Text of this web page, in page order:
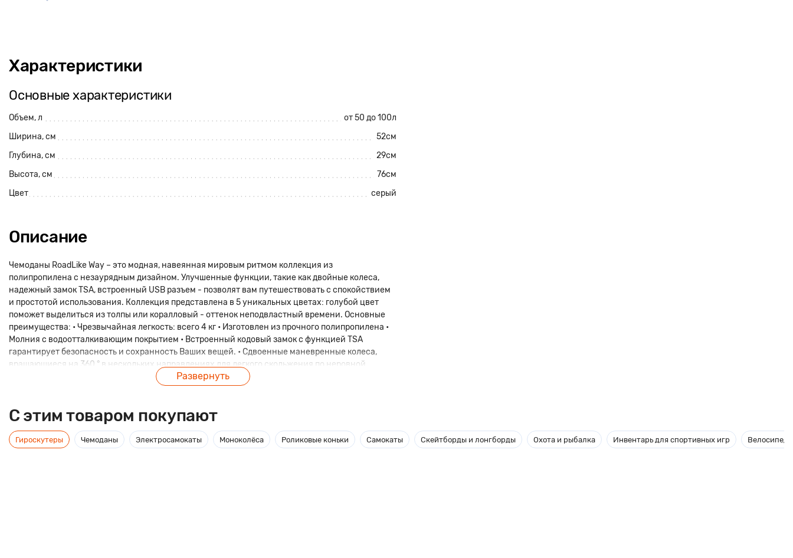
Характеристики
Основные характеристики
Объем, л
от 50 до 100л
Ширина, см
52см
Глубина, см
29см
Высота, см
76см
Цвет
серый
Описание
Чемоданы RoadLike Way – это модная, навеянная мировым ритмом коллекция из
полипропилена с незаурядным дизайном. Улучшенные функции, такие как двойные колеса,
надежный замок TSA, встроенный USB разъем - позволят вам путешествовать с спокойствием
и простотой использования. Коллекция представлена в 5 уникальных цветах: голубой цвет
поможет выделиться из толпы или коралловый - оттенок неподвластный времени. Основные
преимущества: • Чрезвычайная легкость: всего 4 кг • Изготовлен из прочного полипропилена •
Молния с водоотталкивающим покрытием • Встроенный кодовый замок с функцией TSA
гарантирует безопасность и сохранность Ваших вещей. • Сдвоенные маневренные колеса,
вращающиеся на 360 ° в нескольких направлениях для легкого скольжения по неровной
поверхности • Встроенный USB – порт • Удобная, телескопическая выдвижная ручка • Верхняя
и боковая ручка хвата для удобного переноса и подъема багажа Путешествуйте налегке с
Развернуть
C этим товаром покупают
Гироскутеры Чемоданы Электросамокаты Моноколёса Роликовые коньки Самокаты Скейтборды и лонгборды Охота и рыбалка Инвентарь для спортивных игр